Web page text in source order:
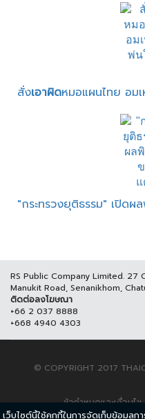
สั่งเอาผิดหมอแผนไทย อม
"กระทรวงยุติธรรม" เปิดผ
RS Public Company Limited. 27
Manukit Road, Senanikhom,
ติดต่อลงโฆษณา
+66 2 037 8888
+668 4940 4303
© COPYRIGHT 2017
ข้อกำหนดและเงื่อนไข
เว็บไซต์นี้ใช้คุกกี้ในการจัดเก็บข้อมูล